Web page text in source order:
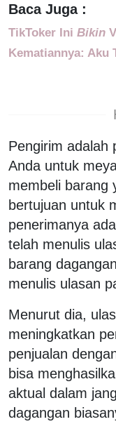
Baca Juga :
TikToker Ini Bikin
Kematiannya: Aku
Pengirim adalah
Anda untuk
membeli barang
bertujuan untuk
penerimanya
telah menulis
barang
menulis ulasan
Menurut dia,
meningkatkan
penjualan
bisa
aktual dalam
dagangan